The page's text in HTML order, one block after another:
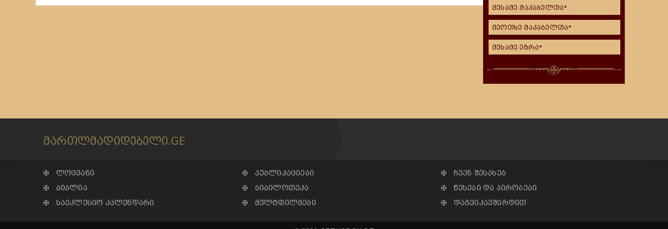
მესამე მაკაბელთა*
მეოთხე მაკაბელთა*
მესამე ეზრა*
მართლმადიდებელი.GE
✠ ლოცვანი
✠ ბიბლია
✠ საეკლესიო კალენდარი
✠ პუბლიკაციები
✠ ბიბილოთეკა
✠ მულტფილმები
✠ ჩვენ შესახებ
✠ წესები და პირობები
✠ დაგვიკავშირდით